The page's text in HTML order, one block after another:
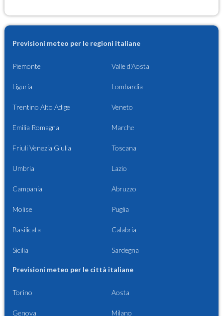
Previsioni meteo per le regioni italiane
Piemonte Valle d'Aosta
Liguria Lombardia
Trentino Alto Adige Veneto
Emilia Romagna Marche
Friuli Venezia Giulia Toscana
Umbria Lazio
Campania Abruzzo
Molise Puglia
Basilicata Calabria
Sicilia Sardegna
Previsioni meteo per le città italiane
Torino Aosta
Genova Milano